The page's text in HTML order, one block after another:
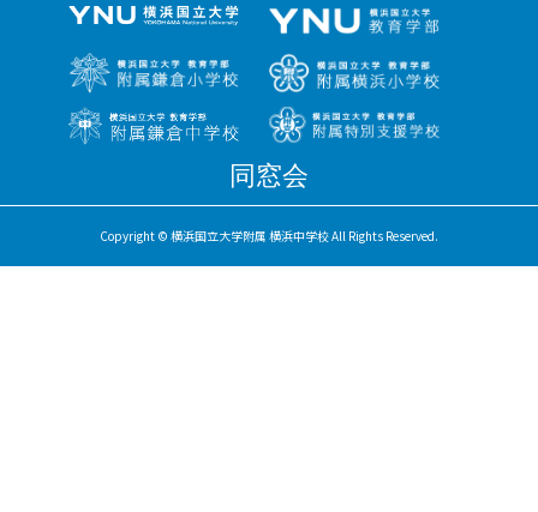
同窓会
Copyright © 横浜国立大学附属 横浜中学校 All Rights Reserved.